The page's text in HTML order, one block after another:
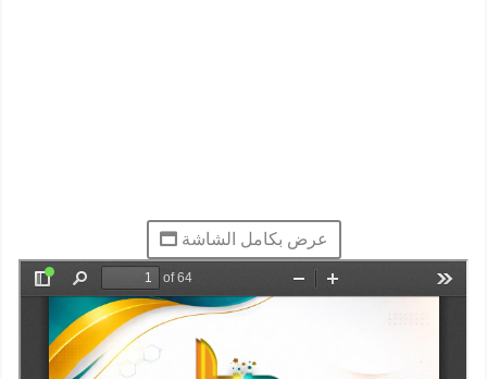
عرض بكامل الشاشة